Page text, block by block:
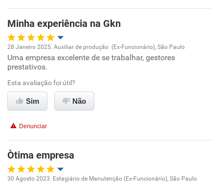
Benefícios
Recomenda esta empresa
Recomenda a diretoria
Minha experiência na Gkn
Oportunidade de promoção
Ambiente de trabalho
Conciliação com a vida familiar
Recomenda esta empresa
Recomenda a diretoria
28 Janeiro 2025. Auxiliar de produção (Ex-Funcionário), São Paulo
Uma empresa excelente de se trabalhar, gestores
prestativos.
Esta avaliação foi útil?
Sim Não
Denunciar
Òtima empresa
30 Agosto 2023. Estagiário de Manutenção (Ex-Funcionário), São Paulo